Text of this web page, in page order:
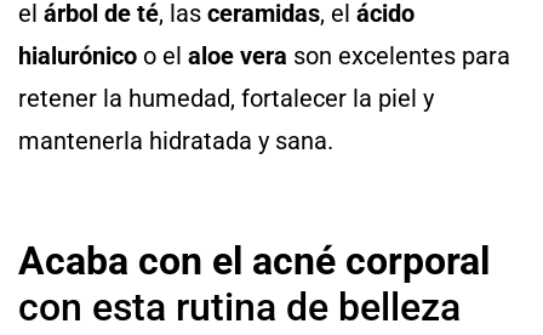
el árbol de té, las ceramidas, el ácido
hialurónico o el aloe vera son excelentes para
retener la humedad, fortalecer la piel y
mantenerla hidratada y sana.
Acaba con el acné corporal
con esta rutina de belleza